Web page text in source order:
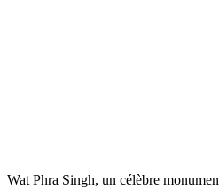
Wat Phra Singh, un célèbre